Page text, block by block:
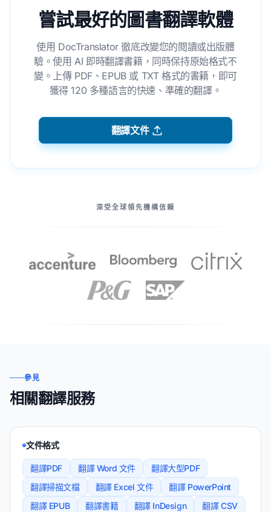
嘗試最好的圖書翻譯軟體
使用 DocTranslator 徹底改變您的閱讀或出版體
驗。使用 AI 即時翻譯書籍，同時保持原始格式不
變。上傳 PDF、EPUB 或 TXT 格式的書籍，即可
獲得 120 多種語言的快速、準確的翻譯。
翻譯文件
深受全球領先機構信賴
參見
相關翻譯服務
文件格式
翻譯PDF 翻譯 Word 文件
翻譯大型PDF
翻譯掃描文檔
翻譯 Excel 文件
翻譯 PowerPoint
翻譯 EPUB
翻譯書籍 翻譯 InDesign
翻譯 CSV